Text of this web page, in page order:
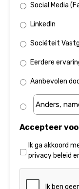
Social Media
LinkedIn
Sociëteit
Eerdere
Aanbevolen
Accepteer
Ik ga akkoord
privacy beleid